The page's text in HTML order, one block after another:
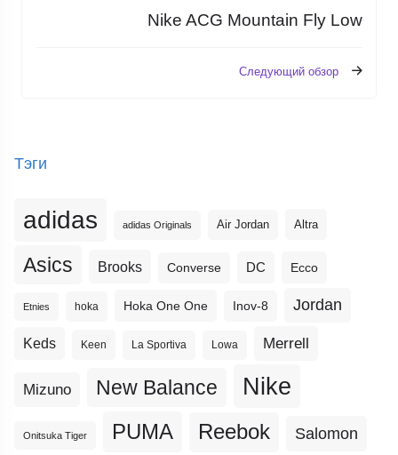
Nike ACG Mountain Fly Low
Следующий обзор
Тэги
adidas adidas Originals Air Jordan Altra
Asics Brooks Converse DC Ecco
Etnies hoka Hoka One One Inov-8 Jordan
Keds Keen La Sportiva Lowa Merrell
Mizuno New Balance Nike
Onitsuka Tiger PUMA Reebok Salomon